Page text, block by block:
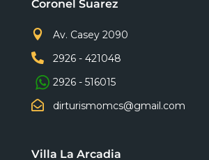
Coronel Suarez

Av. Casey 2090

2926 - 421048
2926 - 516015

dirturismomcs@gmail.com
Villa La Arcadia